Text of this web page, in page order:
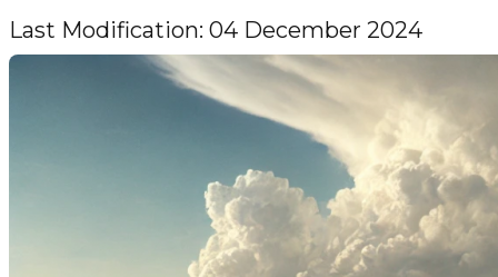
Last Modification: 04 December 2024